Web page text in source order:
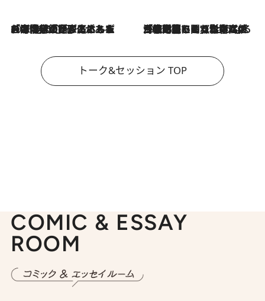
2026.8.3
「今後値上げがあるとすれば…」「リスクがあるのは今年の冬」エネルギー専門家が語る、ホルムズ海峡封鎖が家庭にもたらす“ある心配” 2026.8.3
「住宅建てられない…」「サーチャージ料の高値が続いている」ホルムズ海峡封鎖による影響はいつまで続く？《エネルギー専門家に聞く“どうなる日本の暮らし”》
トーク&セッション TOP
COMIC & ESSAY
ROOM